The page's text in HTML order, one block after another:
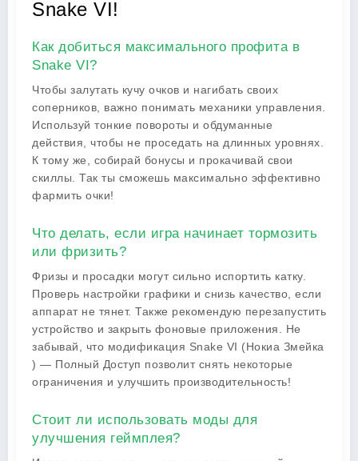
Snake VI!
Как добиться максимального профита в
Snake VI?
Чтобы залутать кучу очков и нагибать своих
соперников, важно понимать механики управления.
Используй тонкие повороты и обдуманные
действия, чтобы не проседать на длинных уровнях.
К тому же, собирай бонусы и прокачивай свои
скиллы. Так ты сможешь максимально эффективно
фармить очки!
Что делать, если игра начинает тормозить
или фризить?
Фризы и просадки могут сильно испортить катку.
Проверь настройки графики и снизь качество, если
аппарат не тянет. Также рекомендую перезапустить
устройство и закрыть фоновые приложения. Не
забывай, что модификация Snake VI (Нокиа Змейка
) — Полный Доступ позволит снять некоторые
ограничения и улучшить производительность!
Стоит ли использовать моды для
улучшения геймплея?